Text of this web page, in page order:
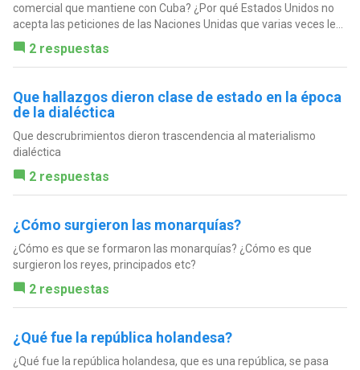
comercial que mantiene con Cuba? ¿Por qué Estados Unidos no
acepta las peticiones de las Naciones Unidas que varias veces le...
2 respuestas
Que hallazgos dieron clase de estado en la época
de la dialéctica
Que descrubrimientos dieron trascendencia al materialismo
dialéctica
2 respuestas
¿Cómo surgieron las monarquías?
¿Cómo es que se formaron las monarquías? ¿Cómo es que
surgieron los reyes, principados etc?
2 respuestas
¿Qué fue la república holandesa?
¿Qué fue la república holandesa, que es una república, se pasa